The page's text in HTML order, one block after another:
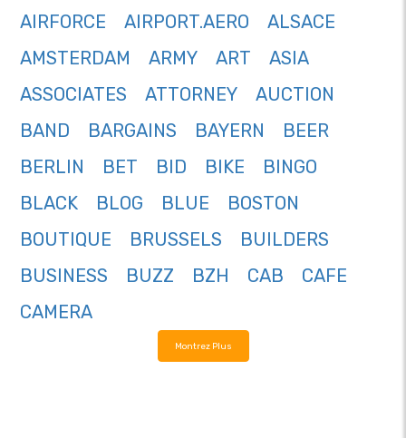
AIRFORCE
AIRPORT.AERO
ALSACE
AMSTERDAM
ARMY ART
ASIA
ASSOCIATES
ATTORNEY
AUCTION
BAND
BARGAINS BAYERN
BEER
BERLIN
BET BID BIKE
BINGO
BLACK
BLOG BLUE
BOSTON
BOUTIQUE
BRUSSELS
BUILDERS
BUSINESS
BUZZ BZH CAB
CAFE
CAMERA
Montrez Plus